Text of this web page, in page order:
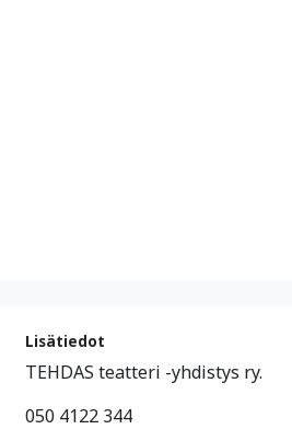
Lisätiedot
TEHDAS teatteri -yhdistys ry.
050 4122 344